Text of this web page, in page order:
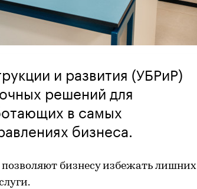
и развития (УБРиР)
решений для
в самых
бизнеса.
бизнесу избежать лишних